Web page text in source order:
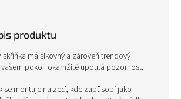
produktu
skříňka má šikovný a zároveň trendový
pokoji okamžitě upoutá pozornost.
se montuje na zeď, kde zapůsobí jako